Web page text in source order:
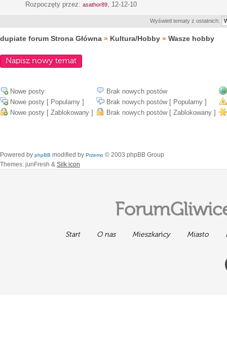
Rozpoczęty przez: asathor89, 12-12-10
Wyświetl tematy z ostatnich:
dupiate forum Strona Główna » Kultura/Hobby » Wasze hobby
Napisz nowy temat
Nowe posty
Brak nowych postów
Nowe posty [ Popularny ]
Brak nowych postów [ Popularny ]
Nowe posty [ Zablokowany ]
Brak nowych postów [ Zablokowany ]
Powered by phpBB modified by Przemo © 2003 phpBB Group
Themes: junFresh & Silk icon
Start O nas Mieszkańcy Miasto